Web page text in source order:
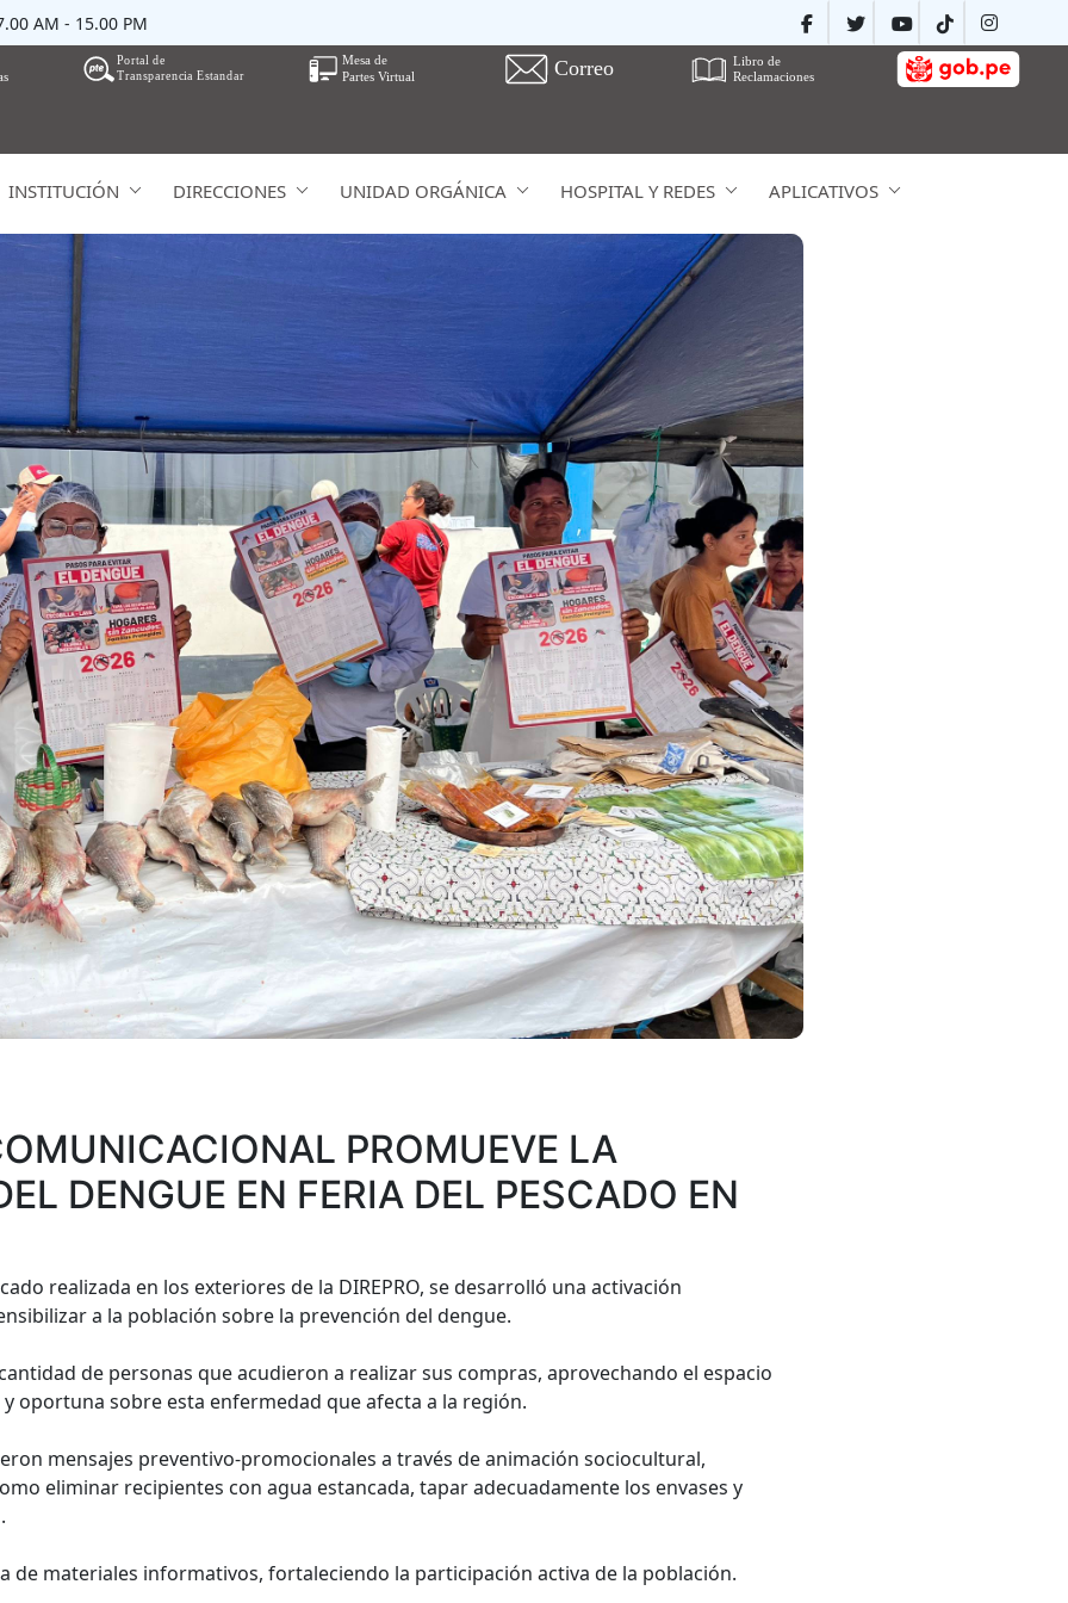
AM - 15.00 PM
INSTITUCIÓN DIRECCIONES UNIDAD ORGÁNICA HOSPITAL Y REDES APLICATIVOS
PROMUEVE LA
DENGUE EN FERIA DEL PESCADO EN
realizada en los exteriores de la DIREPRO, se desarrolló una activación
a la población sobre la prevención del dengue.
de personas que acudieron a realizar sus compras, aprovechando el espacio
oportuna sobre esta enfermedad que afecta a la región.
mensajes preventivo-promocionales a través de animación sociocultural,
eliminar recipientes con agua estancada, tapar adecuadamente los envases y
de materiales informativos, fortaleciendo la participación activa de la población.